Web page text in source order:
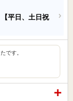
【平日、土日祝
です。